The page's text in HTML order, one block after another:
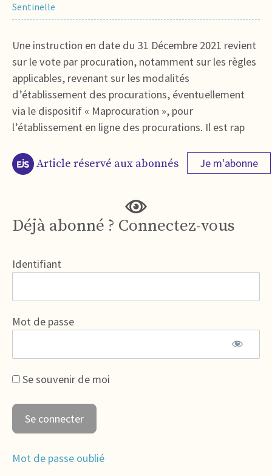
Sentinelle
Une instruction en date du 31 Décembre 2021 revient
sur le vote par procuration, notamment sur les règles
applicables, revenant sur les modalités
d’établissement des procurations, éventuellement
via le dispositif « Maprocuration », pour
l’établissement en ligne des procurations. Il est rap
Article réservé aux abonnés Je m'abonne
Déjà abonné ? Connectez-vous
Identifiant
Mot de passe
Se souvenir de moi
Mot de passe oublié